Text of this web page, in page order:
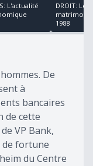
L'actualité
DROIT: Le
1988
De
à
bancaires
de cette
VP Bank,
de fortune
du Centre